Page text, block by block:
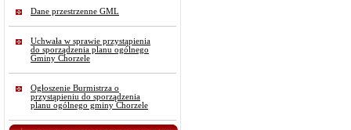
Dane przestrzenne GML
Uchwała w sprawie przystąpienia
do sporządzenia planu ogólnego
Gminy Chorzele
Ogłoszenie Burmistrza o
przystąpieniu do sporządzenia
planu ogólnego gminy Chorzele